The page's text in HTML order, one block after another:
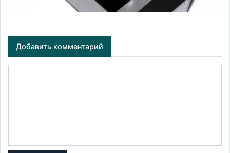
Добавить комментарий